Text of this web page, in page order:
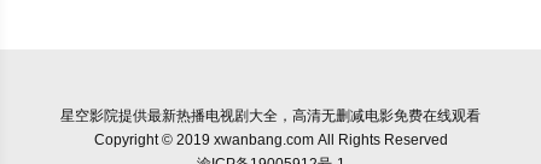
星空影院提供最新热播电视剧大全，高清无删减电影免费在线观看
Copyright © 2019 xwanbang.com All Rights Reserved